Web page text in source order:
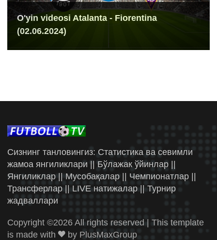
O'yin videosi Atalanta - Fiorentina
(02.06.2024)
Сизнинг танловингиз: Статистика ва севимли
жамоа янгиликлари || Бўлажак ўйинлар ||
Янгиликлар || Мусобақалар || Чемпионатлар ||
Трансферлар || LIVE натижалар || Турнир
жадваллари
Copyright ©2026 All rights reserved | This template
is made with
by PlusMaxGroup